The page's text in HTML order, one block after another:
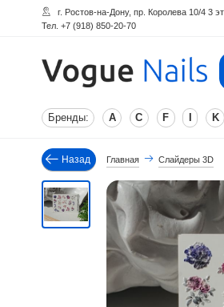
г. Ростов-на-Дону, пр. Королева 10/4 3
Тел. +7 (918) 850-20-70
Бренды: A C F K
Назад Главная Слайдеры 3D